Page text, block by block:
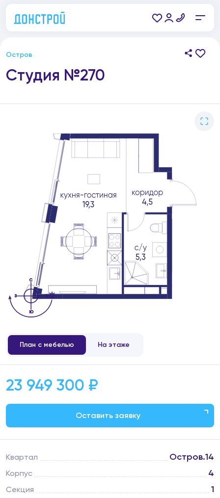
Остров
Студия №270
План с мебелью На этаже
Квартал Остров.14
Корпус 4
Секция 1
23 949 300 ₽
Оставить заявку